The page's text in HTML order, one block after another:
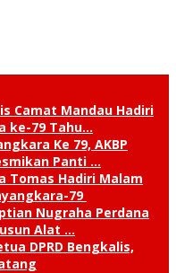
Camat Mandau Hadiri
ke-79 Tahu…
Ke 79, AKBP
Panti …
Tomas Hadiri Malam
79
Nugraha Perdana
Alat …
DPRD Bengkalis,